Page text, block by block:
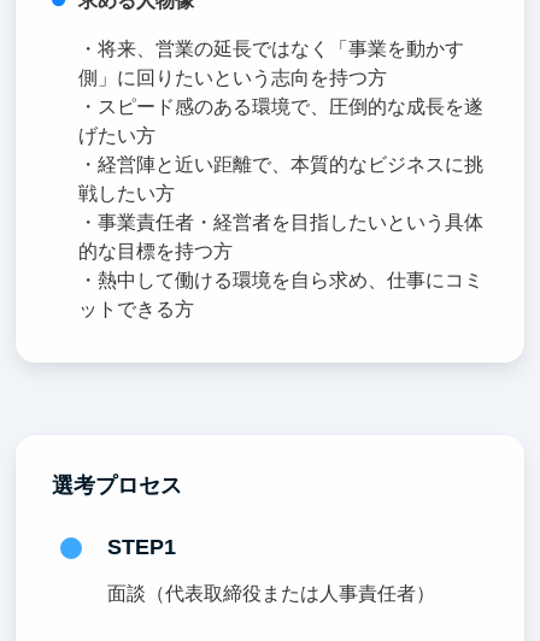
・将来、営業の延長ではなく「事業を動かす
側」に回りたいという志向を持つ方
・スピード感のある環境で、圧倒的な成長を遂
げたい方
・経営陣と近い距離で、本質的なビジネスに挑
戦したい方
・事業責任者・経営者を目指したいという具体
的な目標を持つ方
・熱中して働ける環境を自ら求め、仕事にコミ
ットできる方
選考プロセス
STEP1
面談（代表取締役または人事責任者）